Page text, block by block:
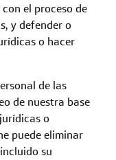
el proceso de
y defender o
o hacer
de las
de nuestra base
o
puede eliminar
su